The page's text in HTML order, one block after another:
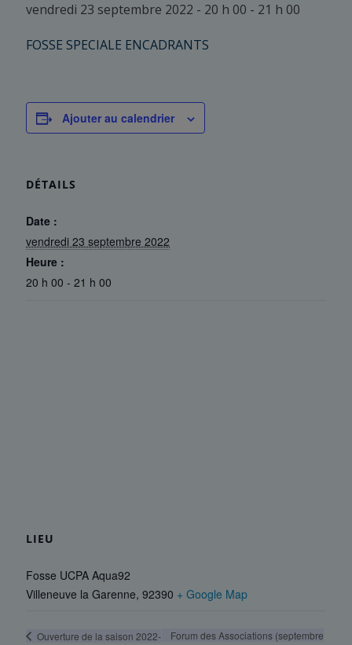
vendredi 23 septembre 2022 - 20 h 00 - 21 h 00
FOSSE SPECIALE ENCADRANTS
Ajouter au calendrier
DÉTAILS
Date :
vendredi 23 septembre 2022
Heure :
20 h 00 - 21 h 00
LIEU
Fosse UCPA Aqua92
Villeneuve la Garenne, 92390 + Google Map
Ouverture de la saison 2022-
Forum des Associations (septembre